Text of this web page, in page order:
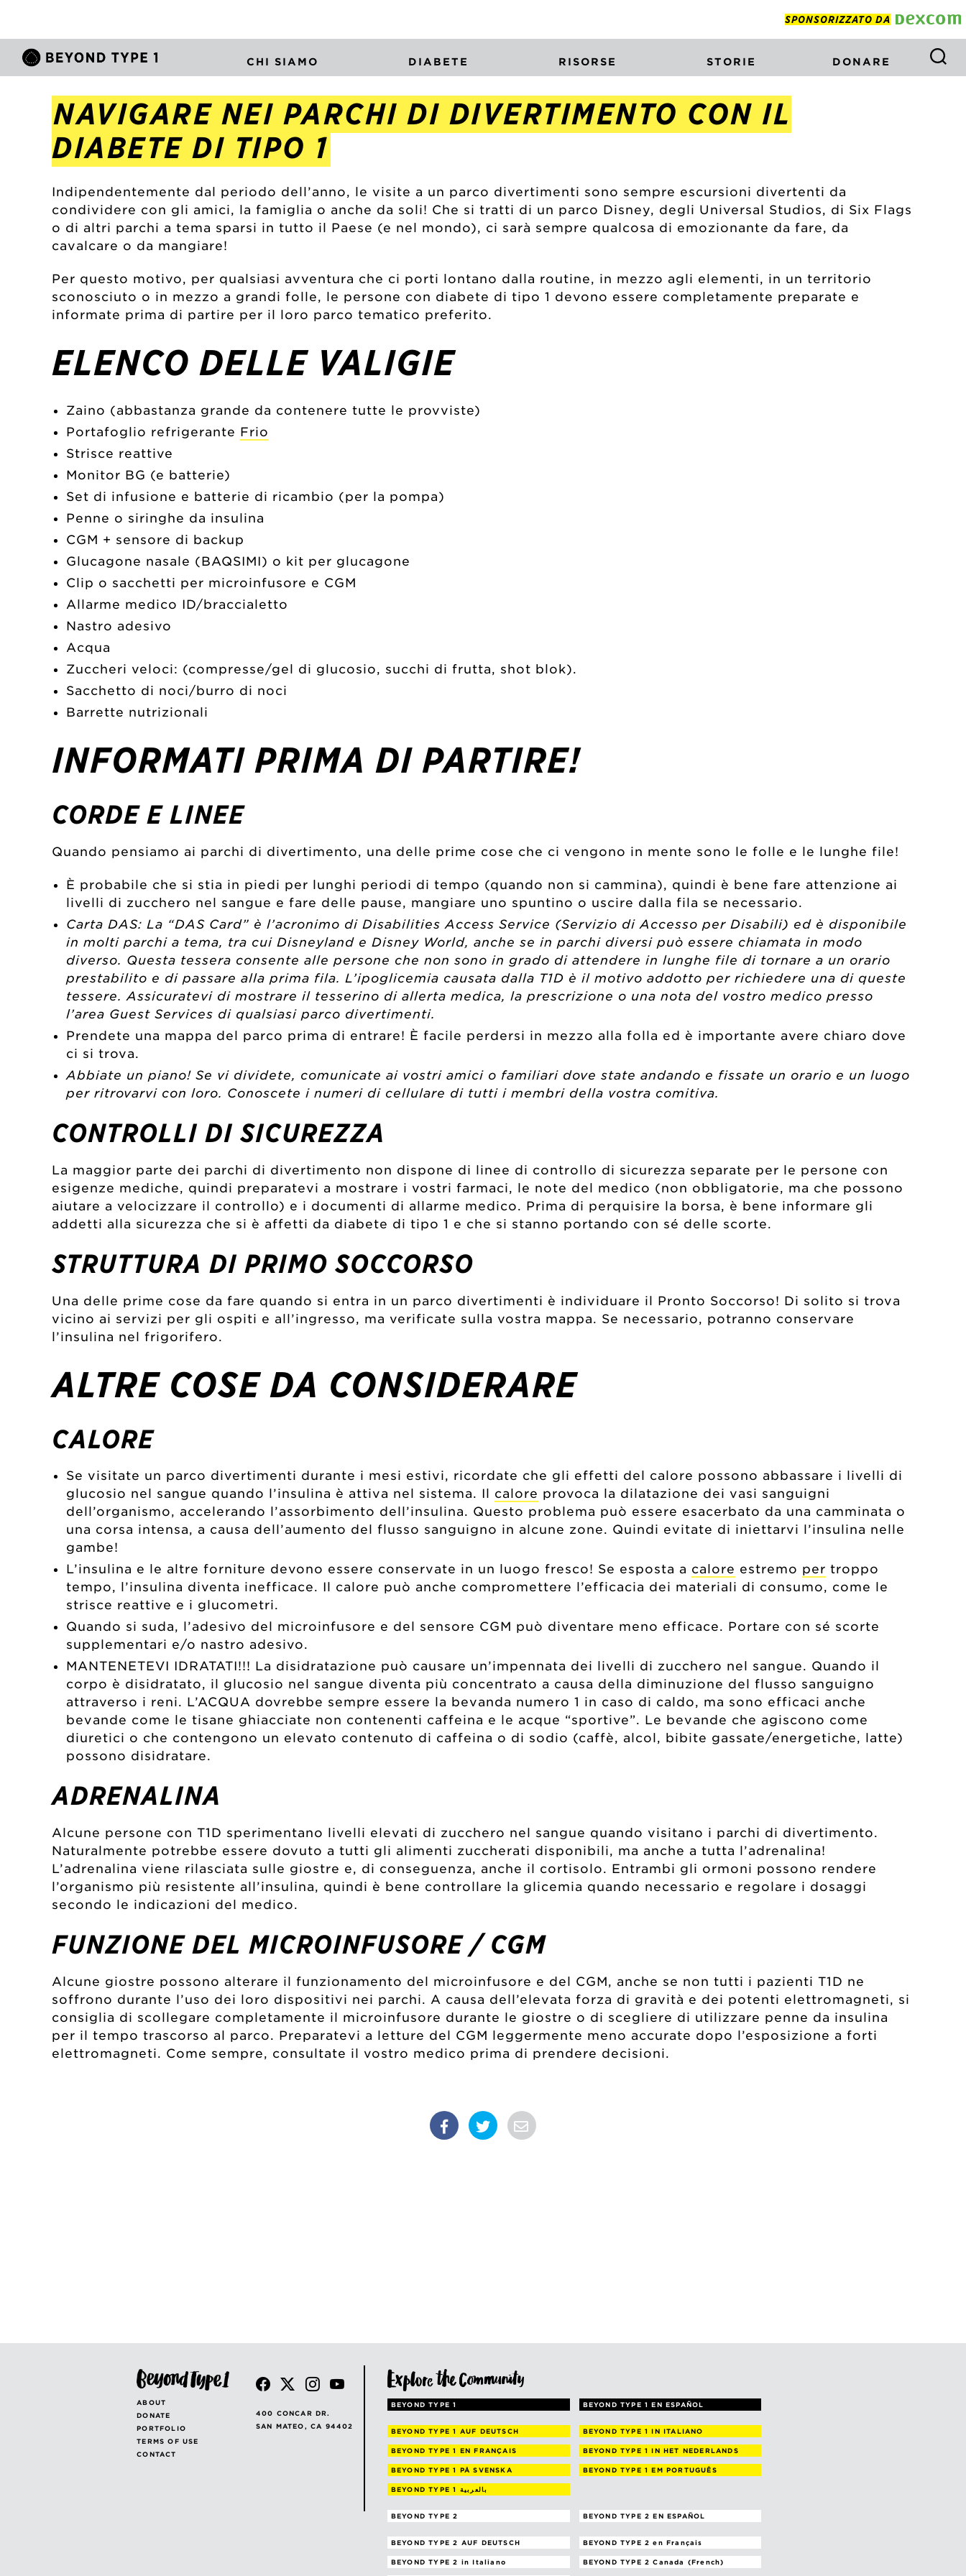
SPONSORIZZATO DA
CHI SIAMO DIABETE RISORSE STORIE DONARE
NAVIGARE NEI PARCHI DI DIVERTIMENTO CON IL
DIABETE DI TIPO 1
Indipendentemente dal periodo dell’anno, le visite a un parco divertimenti sono sempre escursioni divertenti da
condividere con gli amici, la famiglia o anche da soli! Che si tratti di un parco Disney, degli Universal Studios, di Six Flags
o di altri parchi a tema sparsi in tutto il Paese (e nel mondo), ci sarà sempre qualcosa di emozionante da fare, da
cavalcare o da mangiare!
Per questo motivo, per qualsiasi avventura che ci porti lontano dalla routine, in mezzo agli elementi, in un territorio
sconosciuto o in mezzo a grandi folle, le persone con diabete di tipo 1 devono essere completamente preparate e
informate prima di partire per il loro parco tematico preferito.
ELENCO DELLE VALIGIE
Zaino (abbastanza grande da contenere tutte le provviste)
Portafoglio refrigerante Frio
Strisce reattive
Monitor BG (e batterie)
Set di infusione e batterie di ricambio (per la pompa)
Penne o siringhe da insulina
CGM + sensore di backup
Glucagone nasale (BAQSIMI) o kit per glucagone
Clip o sacchetti per microinfusore e CGM
Allarme medico ID/braccialetto
Nastro adesivo
Acqua
Zuccheri veloci: (compresse/gel di glucosio, succhi di frutta, shot blok).
Sacchetto di noci/burro di noci
Barrette nutrizionali
INFORMATI PRIMA DI PARTIRE!
CORDE E LINEE
Quando pensiamo ai parchi di divertimento, una delle prime cose che ci vengono in mente sono le folle e le lunghe file!
È probabile che si stia in piedi per lunghi periodi di tempo (quando non si cammina), quindi è bene fare attenzione ai
livelli di zucchero nel sangue e fare delle pause, mangiare uno spuntino o uscire dalla fila se necessario.
Carta DAS: La “DAS Card” è l’acronimo di Disabilities Access Service (Servizio di Accesso per Disabili) ed è disponibile
in molti parchi a tema, tra cui Disneyland e Disney World, anche se in parchi diversi può essere chiamata in modo
diverso. Questa tessera consente alle persone che non sono in grado di attendere in lunghe file di tornare a un orario
prestabilito e di passare alla prima fila. L’ipoglicemia causata dalla T1D è il motivo addotto per richiedere una di queste
tessere. Assicuratevi di mostrare il tesserino di allerta medica, la prescrizione o una nota del vostro medico presso
l’area Guest Services di qualsiasi parco divertimenti.
Prendete una mappa del parco prima di entrare! È facile perdersi in mezzo alla folla ed è importante avere chiaro dove
ci si trova.
Abbiate un piano! Se vi dividete, comunicate ai vostri amici o familiari dove state andando e fissate un orario e un luogo
per ritrovarvi con loro. Conoscete i numeri di cellulare di tutti i membri della vostra comitiva.
CONTROLLI DI SICUREZZA
La maggior parte dei parchi di divertimento non dispone di linee di controllo di sicurezza separate per le persone con
esigenze mediche, quindi preparatevi a mostrare i vostri farmaci, le note del medico (non obbligatorie, ma che possono
aiutare a velocizzare il controllo) e i documenti di allarme medico. Prima di perquisire la borsa, è bene informare gli
addetti alla sicurezza che si è affetti da diabete di tipo 1 e che si stanno portando con sé delle scorte.
STRUTTURA DI PRIMO SOCCORSO
Una delle prime cose da fare quando si entra in un parco divertimenti è individuare il Pronto Soccorso! Di solito si trova
vicino ai servizi per gli ospiti e all’ingresso, ma verificate sulla vostra mappa. Se necessario, potranno conservare
l’insulina nel frigorifero.
ALTRE COSE DA CONSIDERARE
CALORE
Se visitate un parco divertimenti durante i mesi estivi, ricordate che gli effetti del calore possono abbassare i livelli di
glucosio nel sangue quando l’insulina è attiva nel sistema. Il calore provoca la dilatazione dei vasi sanguigni
dell’organismo, accelerando l’assorbimento dell’insulina. Questo problema può essere esacerbato da una camminata o
una corsa intensa, a causa dell’aumento del flusso sanguigno in alcune zone. Quindi evitate di iniettarvi l’insulina nelle
gambe!
L’insulina e le altre forniture devono essere conservate in un luogo fresco! Se esposta a calore estremo per troppo
tempo, l’insulina diventa inefficace. Il calore può anche compromettere l’efficacia dei materiali di consumo, come le
strisce reattive e i glucometri.
Quando si suda, l’adesivo del microinfusore e del sensore CGM può diventare meno efficace. Portare con sé scorte
supplementari e/o nastro adesivo.
MANTENETEVI IDRATATI!!! La disidratazione può causare un’impennata dei livelli di zucchero nel sangue. Quando il
corpo è disidratato, il glucosio nel sangue diventa più concentrato a causa della diminuzione del flusso sanguigno
attraverso i reni. L’ACQUA dovrebbe sempre essere la bevanda numero 1 in caso di caldo, ma sono efficaci anche
bevande come le tisane ghiacciate non contenenti caffeina e le acque “sportive”. Le bevande che agiscono come
diuretici o che contengono un elevato contenuto di caffeina o di sodio (caffè, alcol, bibite gassate/energetiche, latte)
possono disidratare.
ADRENALINA
Alcune persone con T1D sperimentano livelli elevati di zucchero nel sangue quando visitano i parchi di divertimento.
Naturalmente potrebbe essere dovuto a tutti gli alimenti zuccherati disponibili, ma anche a tutta l’adrenalina!
L’adrenalina viene rilasciata sulle giostre e, di conseguenza, anche il cortisolo. Entrambi gli ormoni possono rendere
l’organismo più resistente all’insulina, quindi è bene controllare la glicemia quando necessario e regolare i dosaggi
secondo le indicazioni del medico.
FUNZIONE DEL MICROINFUSORE / CGM
Alcune giostre possono alterare il funzionamento del microinfusore e del CGM, anche se non tutti i pazienti T1D ne
soffrono durante l’uso dei loro dispositivi nei parchi. A causa dell’elevata forza di gravità e dei potenti elettromagneti, si
consiglia di scollegare completamente il microinfusore durante le giostre o di scegliere di utilizzare penne da insulina
per il tempo trascorso al parco. Preparatevi a letture del CGM leggermente meno accurate dopo l’esposizione a forti
elettromagneti. Come sempre, consultate il vostro medico prima di prendere decisioni.
ABOUT
DONATE
PORTFOLIO
TERMS OF USE
CONTACT
400 CONCAR DR.
SAN MATEO, CA 94402
BEYOND TYPE 1 BEYOND TYPE 1 EN ESPAÑOL
BEYOND TYPE 1 AUF DEUTSCH BEYOND TYPE 1IN ITALIANO
BEYOND TYPE 1 EN FRANÇAIS BEYOND TYPE 1IN HET NEDERLANDS
BEYOND TYPE 1 PÅ SVENSKA BEYOND TYPE 1EM PORTUGUÊS
BEYOND TYPE 1 بالعربية
BEYOND TYPE 2 BEYOND TYPE 2 EN ESPAÑOL
BEYOND TYPE 2 AUF DEUTSCH BEYOND TYPE 2en Français
BEYOND TYPE 2 in Italiano BEYOND TYPE 2Canada (French)